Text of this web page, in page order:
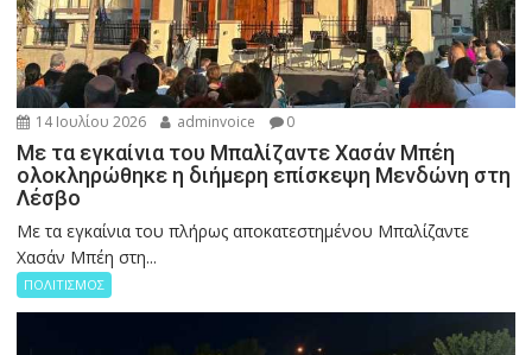
14 Ιουλίου 2026 adminvoice 0
Με τα εγκαίνια του Μπαλίζαντε Χασάν Μπέη
ολοκληρώθηκε η διήμερη επίσκεψη Μενδώνη στη
Λέσβο
Με τα εγκαίνια του πλήρως αποκατεστημένου Μπαλίζαντε
Χασάν Μπέη στη...
ΠΟΛΙΤΙΣΜΟΣ